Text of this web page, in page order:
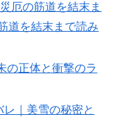
厄の筋道を結末ま
道を結末まで読み
の正体と衝撃のラ
｜美雪の秘密と